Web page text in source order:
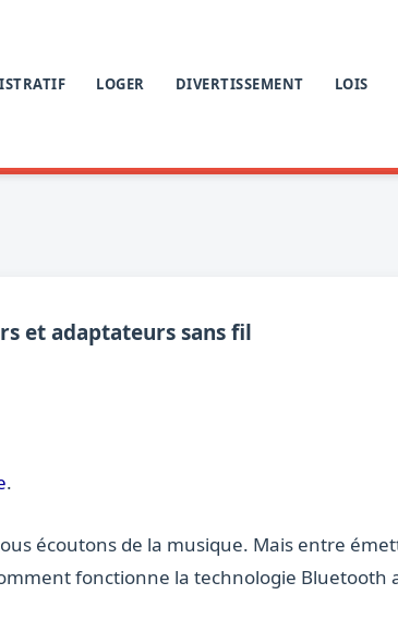
LOGER DIVERTISSEMENT LOIS
et adaptateurs sans fil
.
écoutons de la musique. Mais entre
fonctionne la technologie Bluetooth